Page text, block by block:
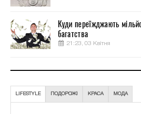
Куди переїжджають
багатства
21:23, 03 Квітня
LIFESTYLE ПОДОРОЖІ КРАСА МОДА